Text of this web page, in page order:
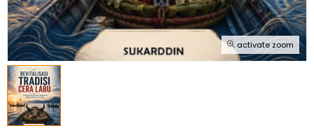
activate zoom